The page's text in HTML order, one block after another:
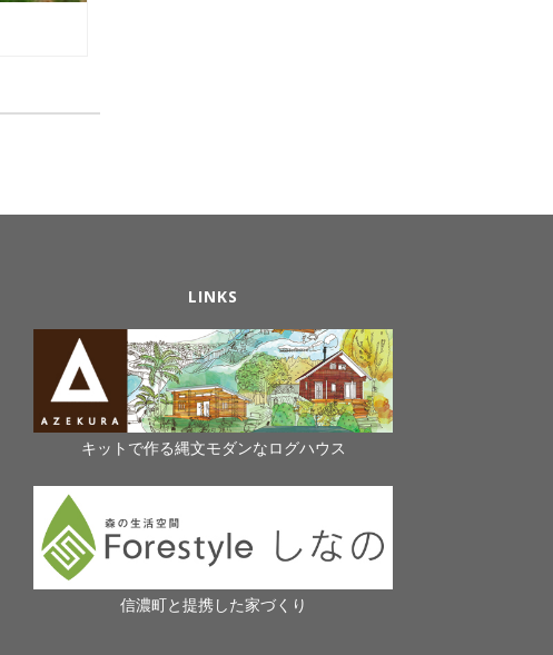
LINKS
キットで作る縄文モダンなログハウス
信濃町と提携した家づくり